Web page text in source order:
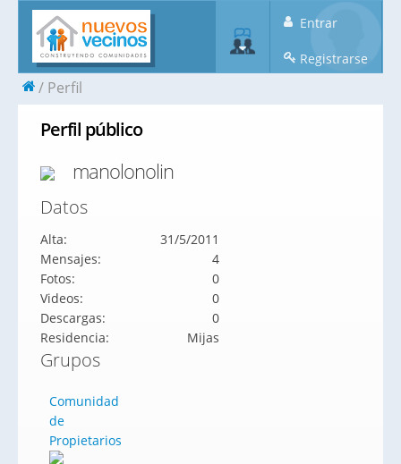
Entrar
Registrarse
Perfil
Perfil público
manolonolin
Datos
Alta:
31/5/2011
Mensajes:
4
Fotos:
0
Videos:
0
Descargas:
0
Residencia:
Mijas
Grupos
Comunidad
de
Propietarios